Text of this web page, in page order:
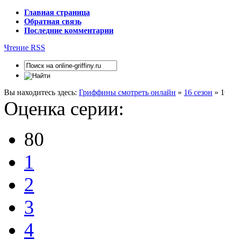
Главная страница
Обратная связь
Последние комментарии
Чтение RSS
Вы находитесь здесь: Гриффины смотреть онлайн » 16 сезон »
Оценка серии:
80
1
2
3
4